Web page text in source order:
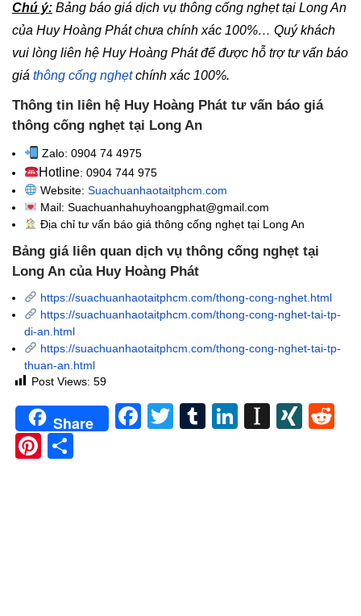
Chú ý: Bảng báo giá dịch vụ thông cống nghẹt tại Long An
của Huy Hoàng Phát chưa chính xác 100%… Quý khách
vui lòng liên hệ Huy Hoàng Phát để được hỗ trợ tư vấn báo
giá thông cống nghẹtchính xác 100%.
Thông tin liên hệ Huy Hoàng Phát tư vấn báo giá
thông cống nghẹt tại Long An
Zalo: 0904 74 4975
Hotline: 0904 744 975
Website: Suachuanhaotaitphcm.com
Mail: Suachuanhahuyhoangphat@gmail.com
Địa chỉ tư vấn báo giá thông cống nghẹttại Long An
Bảng giá liên quan dịch vụ thông cống nghẹt tại
Long An của Huy Hoàng Phát
https://suachuanhaotaitphcm.com/thong-cong-nghet.html
https://suachuanhaotaitphcm.com/thong-cong-nghet-tai-tp-
di-an.html
https://suachuanhaotaitphcm.com/thong-cong-nghet-tai-tp-
thuan-an.html
Post Views: 59
Share Facebook
TwitterTumblrLinkedIn
Pinterest